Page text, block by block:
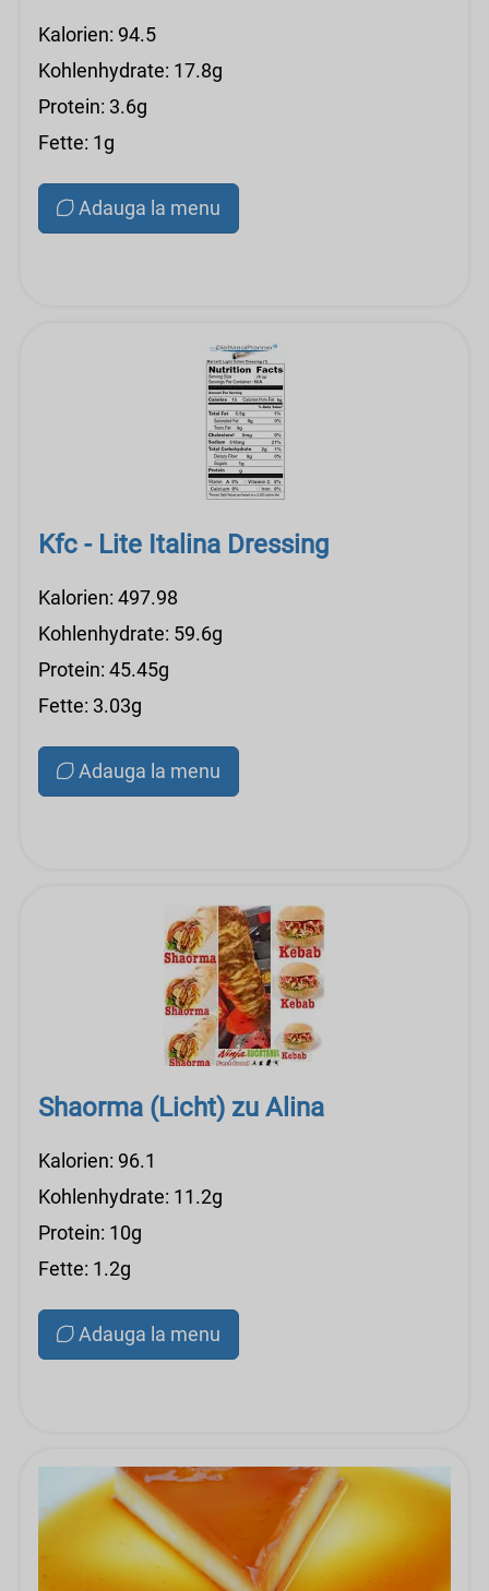
Kalorien: 94.5
Kohlenhydrate: 17.8g
Protein: 3.6g
Fette: 1g
Adauga la menu
Kfc - Lite Italina Dressing
Kalorien: 497.98
Kohlenhydrate: 59.6g
Protein: 45.45g
Fette: 3.03g
Adauga la menu
Shaorma (Licht) zu Alina
Kalorien: 96.1
Kohlenhydrate: 11.2g
Protein: 10g
Fette: 1.2g
Adauga la menu